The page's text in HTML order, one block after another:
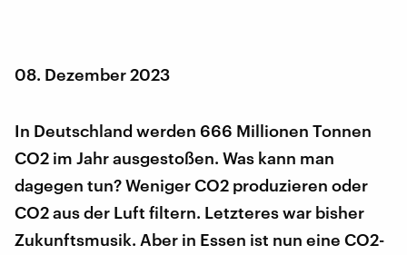
08. Dezember 2023
In Deutschland werden 666 Millionen Tonnen
CO2 im Jahr ausgestoßen. Was kann man
dagegen tun? Weniger CO2 produzieren oder
CO2 aus der Luft filtern. Letzteres war bisher
Zukunftsmusik. Aber in Essen ist nun eine CO2-